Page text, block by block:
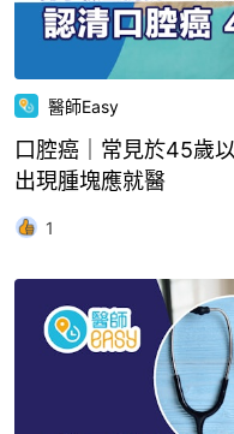
醫師Easy
口腔癌｜常見於45
出現腫塊應就醫
1